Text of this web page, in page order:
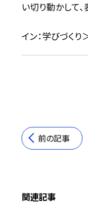
い切り動かして
＜グ
イン：学びづくり
前の記事
関連記事